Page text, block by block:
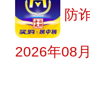
防
2026年08